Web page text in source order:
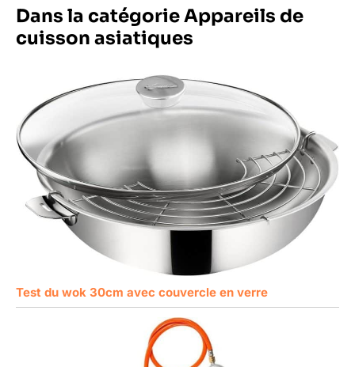
Dans la catégorie Appareils de
cuisson asiatiques
Test du wok 30cm avec couvercle en verre